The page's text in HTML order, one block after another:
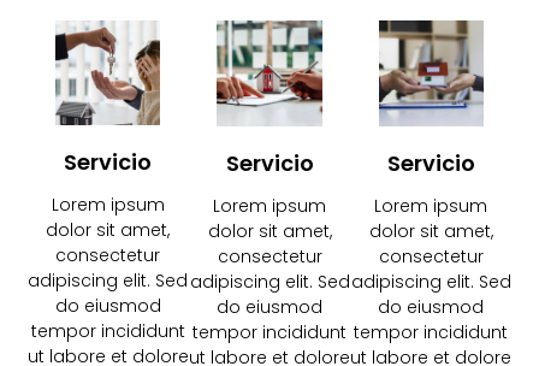
Servicio
Lorem ipsum
dolor sit amet,
consectetur
adipiscing elit. Sed
do eiusmod
tempor incididunt
ut labore et dolore
Servicio
Lorem ipsum
dolor sit amet,
consectetur
adipiscing elit. Sed
do eiusmod
tempor incididunt
ut labore et dolore
Servicio
Lorem ipsum
dolor sit amet,
consectetur
adipiscing elit. Sed
do eiusmod
tempor incididunt
ut labore et dolore